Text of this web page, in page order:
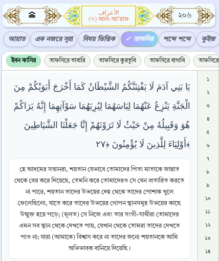
🕋
الأعراف
(৭) আল-আ'রাফ
২০৬
আয়াত এক নজরে সূরা বিষয় ভিত্তিক তাফসির শব্দে শব্দে কুইজ
ইবন কাসির তাফসিরে তাবারি তাফসিরে কুরতুবি তাফসিরে বাগাবি তাফসিরে
يَا بَنِي آدَمَ لَا يَفْتِنَنَّكُمُ الشَّيْطَانُ كَمَا أَخْرَجَ أَبَوَيْكُمْ مِنَ
الْجَنَّةِ يَنْزِعُ عَنْهُمَا لِبَاسَهُمَا لِيُرِيَهُمَا سَوْآتِهِمَا إِنَّهُ يَرَاكُمْ
هُوَ وَقَبِيلُهُ مِنْ حَيْثُ لَا تَرَوْنَهُمْ إِنَّا جَعَلْنَا الشَّيَاطِينَ
أَوْلِيَاءَ لِلَّذِينَ لَا يُؤْمِنُونَ ﴿٢٧﴾
হে আদমের সন্তানরা, শয়তান যেভাবে তোমাদের পিতা মাতাকে জান্নাত
থেকে বের করে দিয়েছে, তেমনি করে তোমাদেরও সে যেন প্রতারিত করতে
না পারে, শয়তান তাদের উভয়ের দেহ থেকে তাদের পোশাক খুলে
ফেলেছিলো, যাতে করে তাদের উভয়ের গোপন স্থানসমূহ উভয়ের কাছে
উন্মুক্ত হয়ে পড়ে; (মূলত) সে নিজে এবং তার সংগী-সাথীরা তোমাদের
এমন সব স্থান থেকে দেখতে পায়, যেখান থেকে তোমরা তাদের দেখতে
পাও না; যারা (আমাকে) বিশ্বাস করে না তাদের জন্যে শয়তানকে আমি
অভিভাবক বানিয়ে দিয়েছি।
১
২
৩
৪
৫
৬
৭
৮
৯
১০
১১
১২
১৩
১৪